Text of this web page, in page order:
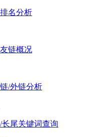
名分析
链概况
/外链分析
尾关键词查询